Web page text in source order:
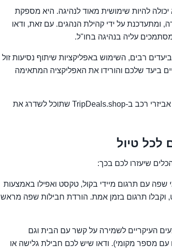
להיות שימושית מאוד לנהיגה. היא מספקת
ומתעדכנת על ידי קהילת הנהגים. עם זאת, ודאו
עליה בנהיגה בחו"ל.
ביעדים רבים, השימוש באפליקציות שיתוף נסיעות זול
ביעד שלכם והורידו את האפליקציה המתאימה
טיפ בונוס: אם אתם מחפשים לשכור רכב, ראו קטגוריית אביזרי רכב ב-TripDeals.shop שתוכל לשדרג את
לכל טיול
שיעזרו לכם בכך:
עם תרגום מיידי בקול, טקסט ואפילו באמצעות
וקבלו תרגום בזמן אמת. הורדת חבילות שפה מראש
העיקריים לשמירה על קשר עם הבית וגם
מספר מקומי). ודאו שיש לכם חבילת גלישה או